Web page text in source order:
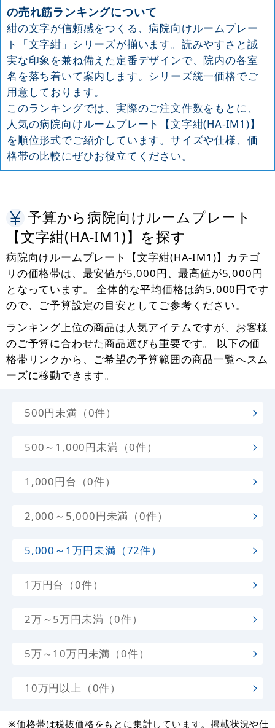
の売れ筋ランキングについて
紺の文字が信頼感をつくる、病院向けルームプレー
ト「文字紺」シリーズが揃います。読みやすさと誠
実な印象を兼ね備えた定番デザインで、院内の各室
名を落ち着いて案内します。シリーズ統一価格でご
用意しております。
このランキングでは、実際のご注文件数をもとに、
人気の病院向けルームプレート【文字紺(HA-IM1)】
を順位形式でご紹介しています。サイズや仕様、価
格帯の比較にぜひお役立てください。
予算から病院向けルームプレート
【文字紺(HA-IM1)】を探す
病院向けルームプレート【文字紺(HA-IM1)】カテゴ
リの価格帯は、最安値が5,000円、最高値が5,000円
となっています。 全体的な平均価格は約5,000円です
ので、ご予算設定の目安としてご参考ください。
ランキング上位の商品は人気アイテムですが、お客様
のご予算に合わせた商品選びも重要です。 以下の価
格帯リンクから、ご希望の予算範囲の商品一覧へスム
ーズに移動できます。
500円未満（0件）
500～1,000円未満（0件）
1,000円台（0件）
2,000～5,000円未満（0件）
5,000～1万円未満（72件）
1万円台（0件）
2万～5万円未満（0件）
5万～10万円未満（0件）
10万円以上（0件）
※価格帯は税抜価格をもとに集計しています。掲載状況や仕